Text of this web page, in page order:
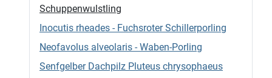
Schuppenwulstling
Inocutis rheades - Fuchsroter Schillerporling
Neofavolus alveolaris - Waben-Porling
Senfgelber Dachpilz Pluteus chrysophaeus